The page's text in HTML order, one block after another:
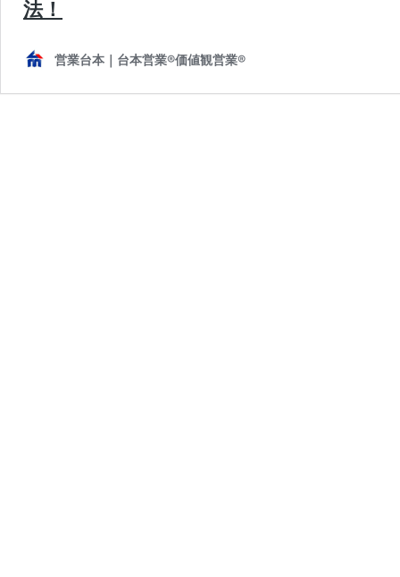
法！
営業台本｜台本営業®︎価値観営業®︎